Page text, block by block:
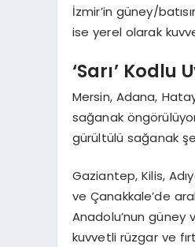
İzmir’in güney/
ise yerel olarak
‘Sarı’
Mersin, Adana,
sağanak
gürültülü sağanak
Gaziantep, Kilis,
ve Çanakkale’de
Anadolu’nun güney
kuvvetli rüzgar ve